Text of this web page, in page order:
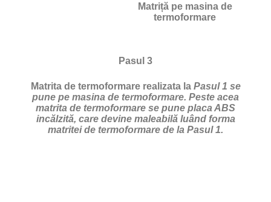
Matriță pe masina de
termoformare
Pasul 3
Matrita de termoformare realizata la Pasul 1 se
pune pe masina de termoformare. Peste acea
matrita de termoformare se pune placa ABS
incălzită, care devine maleabilă luând forma
matritei de termoformare de la Pasul 1.